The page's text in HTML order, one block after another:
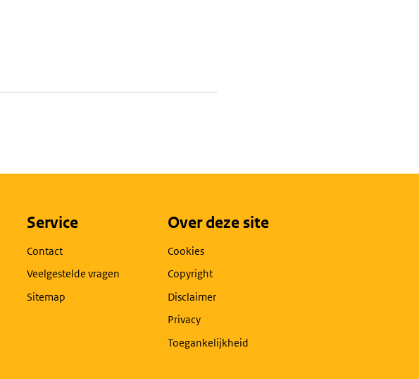
Service
Contact
Veelgestelde vragen
Sitemap
Over deze site
Cookies
Copyright
Disclaimer
Privacy
Toegankelijkheid